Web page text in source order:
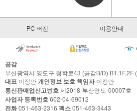
PC 버전 이용안내
공감
부산광역시 영도구 청학로43 (공감B/D) B1,1F,2F
대표 이정만개인정보 보호 책임자이정만
통신판매업신고번호제2018-부산영도-00007호
사업자 등록번호602-04-69012
전화051-463-2316 팩스051-463-3443